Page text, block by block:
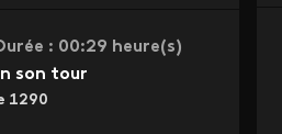
: 00:29 heure(s)
son tour
1290